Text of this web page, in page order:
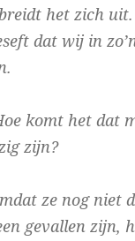
het zich
dat wij in
komt het dat
zijn?
ze nog niet
gevallen zijn,